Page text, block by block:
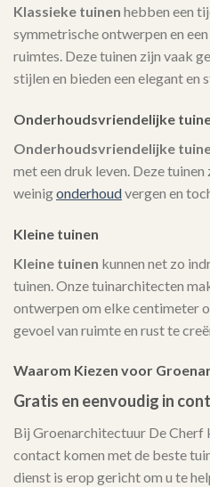
Klassieke tuinen hebben een
symmetrische ontwerpen en
ruimtes. Deze tuinen zijn vaak
stijlen en bieden een elegant en
Onderhoudsvriendelijke
Onderhoudsvriendelijke
met een druk leven. Deze
weinigonderhoudvergen en
Kleine tuinen
Kleine tuinen kunnen net zo
tuinen. Onze tuinarchitecten
ontwerpen om elke centimeter
gevoel van ruimte en rust te
Waarom Kiezen voor
Gratis en eenvoudig in
Bij Groenarchitectuur De Cherf
contact komen met de beste
dienst is erop gericht om u te